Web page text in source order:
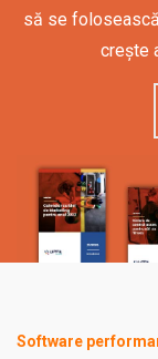
să se
crește
Software